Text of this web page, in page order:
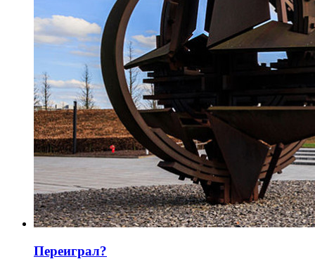
Переиграл?